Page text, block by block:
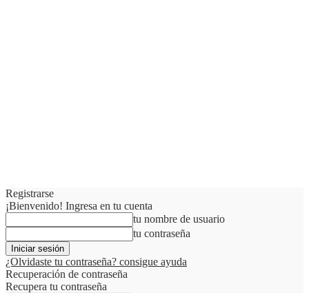
Registrarse
¡Bienvenido! Ingresa en tu cuenta
tu nombre de usuario
tu contraseña
¿Olvidaste tu contraseña? consigue ayuda
Recuperación de contraseña
Recupera tu contraseña